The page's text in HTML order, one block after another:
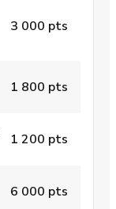
3 000 pts
1 800 pts
1 200 pts
6 000 pts